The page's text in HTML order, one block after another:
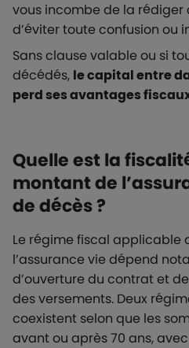
vous incombe de la rédiger
d’éviter toute confusion ou
Sans clause valable ou si
décédés, le capital entre
perd ses avantages
Quelle est la
montant de
de décès ?
Le régime fiscal applicable
l’assurance vie dépend
d’ouverture du contrat et
des versements. Deux
coexistent selon que les
avant ou après 70 ans,